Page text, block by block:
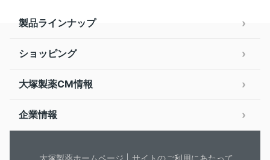
製品ラインナップ
ショッピング
大塚製薬CM情報
企業情報